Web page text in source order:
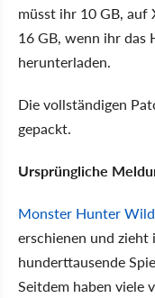
müsst ihr 10 GB, auf
16 GB, wenn ihr das
herunterladen.
Die vollständigen
gepackt.
Ursprüngliche
Monster Hunter
erschienen und zieht
hunderttausende
Seitdem haben viele